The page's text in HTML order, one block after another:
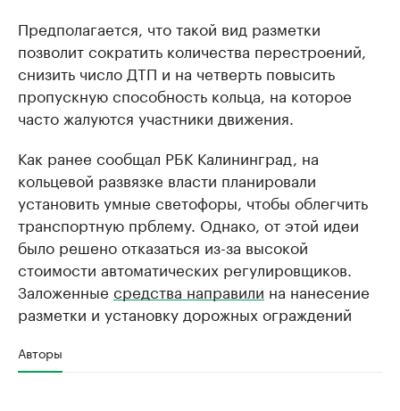
Предполагается, что такой вид разметки
позволит сократить количества перестроений,
снизить число ДТП и на четверть повысить
пропускную способность кольца, на которое
часто жалуются участники движения.
Как ранее сообщал РБК Калининград, на
кольцевой развязке власти планировали
установить умные светофоры, чтобы облегчить
транспортную прблему. Однако, от этой идеи
было решено отказаться из-за высокой
стоимости автоматических регулировщиков.
Заложенные средства направили на нанесение
разметки и установку дорожных ограждений
Авторы